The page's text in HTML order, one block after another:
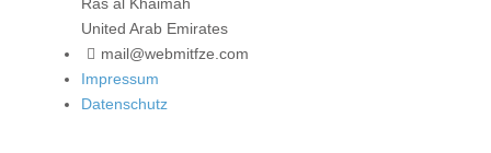
United Arab Emirates
mail@webmitfze.com
Impressum
Datenschutz